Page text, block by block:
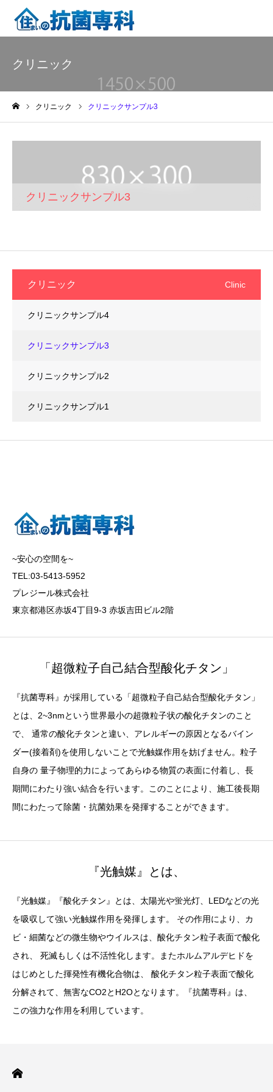
クリニック
クリニック クリニックサンプル3
クリニックサンプル3
クリニック Clinic
クリニックサンプル4
クリニックサンプル3
クリニックサンプル2
クリニックサンプル1
~安心の空間を~
TEL:03-5413-5952
プレジール株式会社
東京都港区赤坂4丁目9-3 赤坂吉田ビル2階
「超微粒子自己結合型酸化チタン」
『抗菌専科』が採用している「超微粒子自己結合型酸化チタン」
とは、2~3nmという世界最小の超微粒子状の酸化チタンのこと
で、 通常の酸化チタンと違い、アレルギーの原因となるバイン
ダー(接着剤)を使用しないことで光触媒作用を妨げません。粒子
自身の 量子物理的力によってあらゆる物質の表面に付着し、長
期間にわたり強い結合を行います。このことにより、施工後長期
間にわたって除菌・抗菌効果を発揮することができます。
『光触媒』とは、
『光触媒』『酸化チタン』とは、太陽光や蛍光灯、LEDなどの光
を吸収して強い光触媒作用を発揮します。 その作用により、カ
ビ・細菌などの微生物やウイルスは、酸化チタン粒子表面で酸化
され、 死滅もしくは不活性化します。またホルムアルデヒドを
はじめとした揮発性有機化合物は、 酸化チタン粒子表面で酸化
分解されて、無害なCO2とH2Oとなります。『抗菌専科』は、
この強力な作用を利用しています。